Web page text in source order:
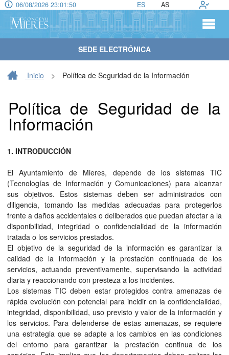
06/08/2026 23:01:51 ES AS
SEDE ELECTRÓNICA
Inicio > Política de Seguridad de la Información
Política de Seguridad de la
Información
1. INTRODUCCIÓN
El Ayuntamiento de Mieres, depende de los sistemas TIC
(Tecnologías de Información y Comunicaciones) para alcanzar
sus objetivos. Estos sistemas deben ser administrados con
diligencia, tomando las medidas adecuadas para protegerlos
frente a daños accidentales o deliberados que puedan afectar a la
disponibilidad, integridad o confidencialidad de la información
tratada o los servicios prestados.
El objetivo de la seguridad de la información es garantizar la
calidad de la información y la prestación continuada de los
servicios, actuando preventivamente, supervisando la actividad
diaria y reaccionando con presteza a los incidentes.
Los sistemas TIC deben estar protegidos contra amenazas de
rápida evolución con potencial para incidir en la confidencialidad,
integridad, disponibilidad, uso previsto y valor de la información y
los servicios. Para defenderse de estas amenazas, se requiere
una estrategia que se adapte a los cambios en las condiciones
del entorno para garantizar la prestación continua de los